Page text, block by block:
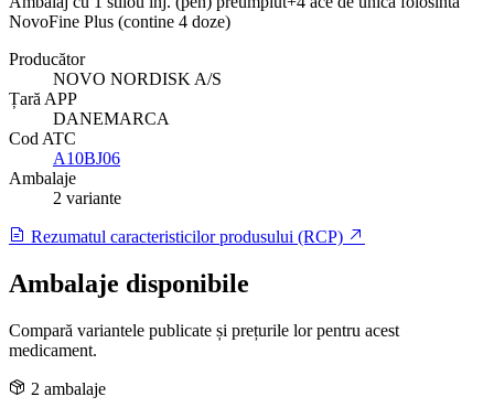
NovoFine Plus (contine 4 doze)
Producător
NOVO NORDISK A/S
Țară APP
DANEMARCA
Cod ATC
A10BJ06
Ambalaje
2 variante
Rezumatul caracteristicilor produsului (RCP)
Ambalaje disponibile
Compară variantele publicate și prețurile lor pentru acest
medicament.
2 ambalaje